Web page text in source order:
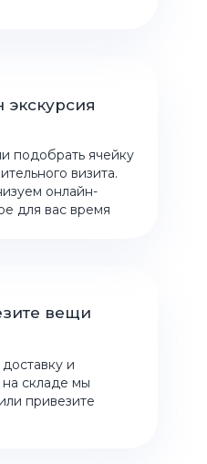
вещи
и
складе мы
привезите
экскурсия
подобрать ячейку
визита.
онлайн-
для вас время